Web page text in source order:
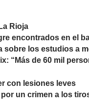
Rioja
encontrados en el
sobre los estudios a
“Más de 60 mil
con lesiones leves
un crimen a los